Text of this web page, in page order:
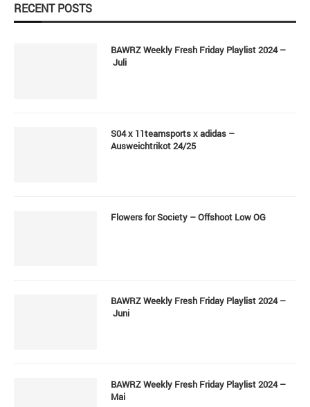
RECENT POSTS
BAWRZ Weekly Fresh Friday Playlist 2024 –
Juli
S04 x 11teamsports x adidas –
Ausweichtrikot 24/25
Flowers for Society – Offshoot Low OG
BAWRZ Weekly Fresh Friday Playlist 2024 –
Juni
BAWRZ Weekly Fresh Friday Playlist 2024 –
Mai